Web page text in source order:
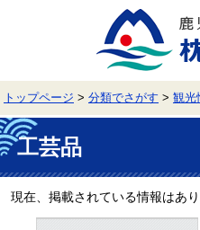
で
す。
ば
し
て
本
トップページ > 分類でさがす > 観光
本
文 工芸品
現在、掲載されている情報はあり